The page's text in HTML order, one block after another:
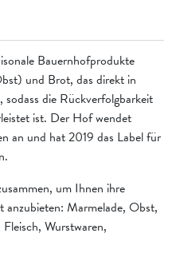
Bauernhofprodukte
und Brot, das direkt in
die Rückverfolgbarkeit
ist. Der Hof wendet
an und hat 2019 das Label für
um Ihnen ihre
Marmelade, Obst,
Wurstwaren,